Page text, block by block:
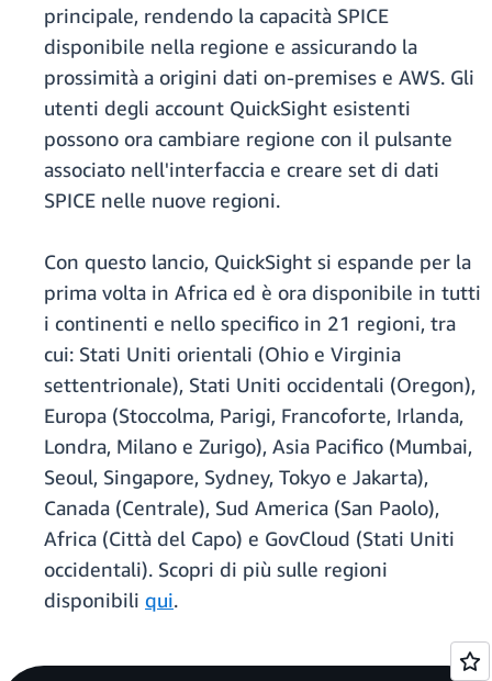
principale, rendendo la capacità SPICE
disponibile nella regione e assicurando la
prossimità a origini dati on-premises e AWS. Gli
utenti degli account QuickSight esistenti
possono ora cambiare regione con il pulsante
associato nell'interfaccia e creare set di dati
SPICE nelle nuove regioni.
Con questo lancio, QuickSight si espande per la
prima volta in Africa ed è ora disponibile in tutti
i continenti e nello specifico in 21 regioni, tra
cui: Stati Uniti orientali (Ohio e Virginia
settentrionale), Stati Uniti occidentali (Oregon),
Europa (Stoccolma, Parigi, Francoforte, Irlanda,
Londra, Milano e Zurigo), Asia Pacifico (Mumbai,
Seoul, Singapore, Sydney, Tokyo e Jakarta),
Canada (Centrale), Sud America (San Paolo),
Africa (Città del Capo) e GovCloud (Stati Uniti
occidentali). Scopri di più sulle regioni
disponibili qui.